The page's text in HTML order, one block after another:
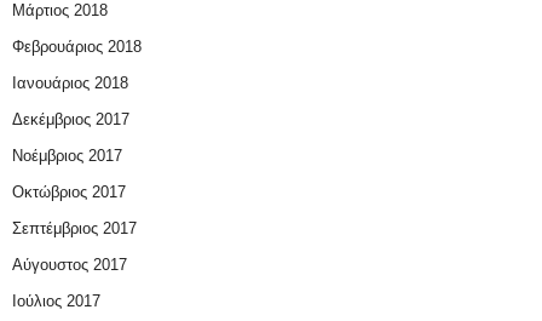
Μάρτιος 2018
Φεβρουάριος 2018
Ιανουάριος 2018
Δεκέμβριος 2017
Νοέμβριος 2017
Οκτώβριος 2017
Σεπτέμβριος 2017
Αύγουστος 2017
Ιούλιος 2017